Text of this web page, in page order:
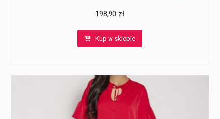
198,90 zł
Kup w sklepie